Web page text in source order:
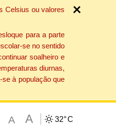
Celsius ou valores
para a parte
se no sentido
soalheiro e
diurnas,
à população que
A A 32°C